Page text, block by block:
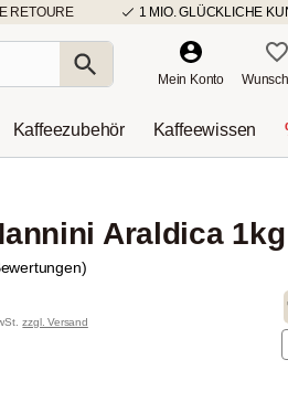
RETOURE 1 MIO. GLÜCKLICHE
Mein Konto
Kaffeezubehör Kaffeewissen
Araldica 1kg
zzgl. Versand